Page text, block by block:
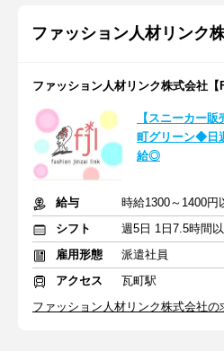
ファッション人材リンク
ファッション人材リンク株式会社【
【スニーカー
町グリーン◆日
給◎
給与
時給1300～1400円
シフト
週5日 1日7.5時間
雇用形態
派遣社員
アクセス
瓦町駅
ファッション人材リンク株式会社の